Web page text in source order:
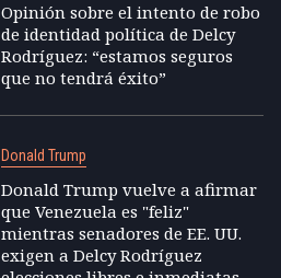
Opinión sobre el intento de robo
de identidad política de Delcy
Rodríguez: “estamos seguros
que no tendrá éxito”
Donald Trump
Donald Trump vuelve a afirmar
que Venezuela es "feliz"
mientras senadores de EE. UU.
exigen a Delcy Rodríguez